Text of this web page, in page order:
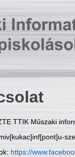
TTIK Műszaki
https://